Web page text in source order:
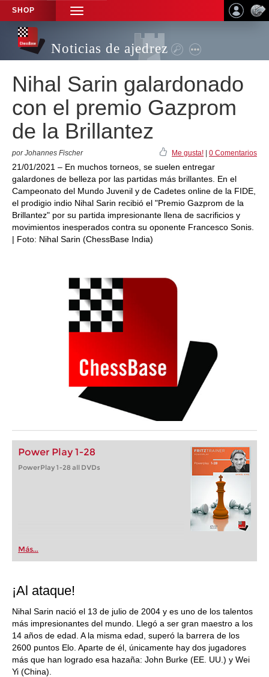
SHOP
TOGGLE
NAVIGATION
Noticias de ajedrez
Nihal Sarin galardonado
con el premio Gazprom
de la Brillantez
por Johannes Fischer Me gusta! 0 Comentarios
21/01/2021 – En muchos torneos, se suelen entregar
galardones de belleza por las partidas más brillantes. En el
Campeonato del Mundo Juvenil y de Cadetes online de la FIDE,
el prodigio indio Nihal Sarin recibió el "Premio Gazprom de la
Brillantez" por su partida impresionante llena de sacrificios y
movimientos inesperados contra su oponente Francesco Sonis.
| Foto: Nihal Sarin (ChessBase India)
Power Play 1-28
PowerPlay 1-28 all DVDs
Más...
¡Al ataque!
Nihal Sarin nació el 13 de julio de 2004 y es uno de los talentos
más impresionantes del mundo. Llegó a ser gran maestro a los
14 años de edad. A la misma edad, superó la barrera de los
2600 puntos Elo. Aparte de él, únicamente hay dos jugadores
más que han logrado esa hazaña: John Burke (EE. UU.) y Wei
Yi (China).